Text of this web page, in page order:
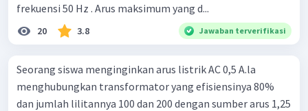
frekuensi 50 Hz . Arus maksimum yang d...
20 3.8 Jawaban terverifikasi
Seorang siswa menginginkan arus listrik AC 0,5 A.la
menghubungkan transformator yang efisiensinya 80%
dan jumlah lilitannya 100 dan 200 dengan sumber arus 1,25